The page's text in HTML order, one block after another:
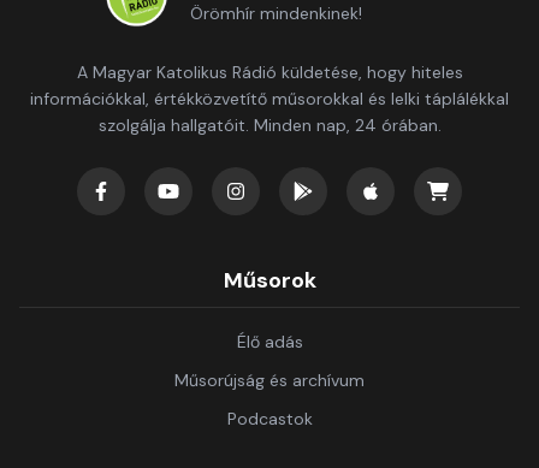
Örömhír mindenkinek!
A Magyar Katolikus Rádió küldetése, hogy hiteles
információkkal, értékközvetítő műsorokkal és lelki táplálékkal
szolgálja hallgatóit. Minden nap, 24 órában.
Műsorok
Élő adás
Műsorújság és archívum
Podcastok